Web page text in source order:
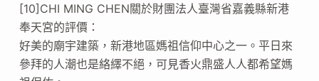
[10]CHI MING CHEN關於財團法人臺灣省嘉義縣新港
奉天宮的評價：
好美的廟宇建築，新港地區媽祖信仰中心之一。平日來
參拜的人潮也是絡繹不絕，可見香火鼎盛人人都希望媽